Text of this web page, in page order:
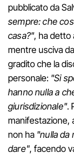
pubblicato da
sempre: che
casa?", ha detto
mentre usciva
gradito che la
personale: "Si
hanno nulla a
giurisdizionale".
manifestazione,
non ha "nulla da
dare", facendo